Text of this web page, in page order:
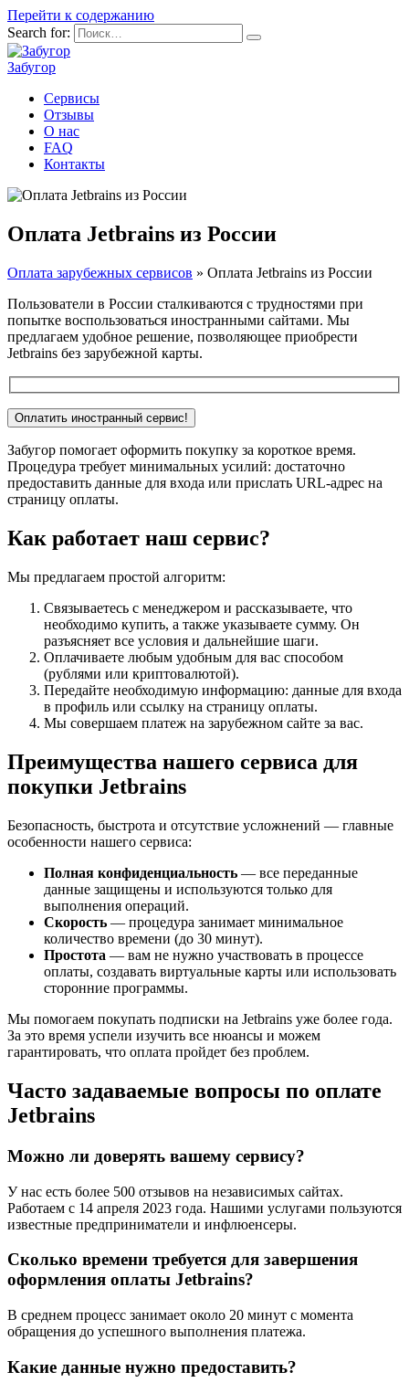
Перейти к содержанию
Search for:
Забугор
Сервисы
Отзывы
О нас
FAQ
Контакты
Оплата Jetbrains из России
Оплата зарубежных сервисов » Оплата Jetbrains из России
Пользователи в России сталкиваются с трудностями при
попытке воспользоваться иностранными сайтами. Мы
предлагаем удобное решение, позволяющее приобрести
Jetbrains без зарубежной карты.
Забугор помогает оформить покупку за короткое время.
Процедура требует минимальных усилий: достаточно
предоставить данные для входа или прислать URL-адрес на
страницу оплаты.
Как работает наш сервис?
Мы предлагаем простой алгоритм:
Связываетесь с менеджером и рассказываете, что
необходимо купить, а также указываете сумму. Он
разъясняет все условия и дальнейшие шаги.
Оплачиваете любым удобным для вас способом
(рублями или криптовалютой).
Передайте необходимую информацию: данные для входа
в профиль или ссылку на страницу оплаты.
Мы совершаем платеж на зарубежном сайте за вас.
Преимущества нашего сервиса для
покупки Jetbrains
Безопасность, быстрота и отсутствие усложнений — главные
особенности нашего сервиса:
Полная конфиденциальность — все переданные
данные защищены и используются только для
выполнения операций.
Скорость — процедура занимает минимальное
количество времени (до 30 минут).
Простота — вам не нужно участвовать в процессе
оплаты, создавать виртуальные карты или использовать
сторонние программы.
Мы помогаем покупать подписки на Jetbrains уже более года.
За это время успели изучить все нюансы и можем
гарантировать, что оплата пройдет без проблем.
Часто задаваемые вопросы по оплате
Jetbrains
Можно ли доверять вашему сервису?
У нас есть более 500 отзывов на независимых сайтах.
Работаем с 14 апреля 2023 года. Нашими услугами пользуются
известные предприниматели и инфлюенсеры.
Сколько времени требуется для завершения
оформления оплаты Jetbrains?
В среднем процесс занимает около 20 минут с момента
обращения до успешного выполнения платежа.
Какие данные нужно предоставить?